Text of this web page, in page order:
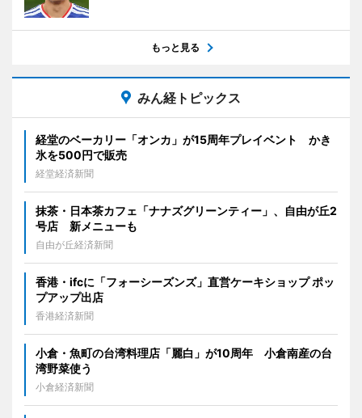
もっと見る
みん経トピックス
経堂のベーカリー「オンカ」が15周年プレイベント かき
氷を500円で販売
経堂経済新聞
抹茶・日本茶カフェ「ナナズグリーンティー」、自由が丘2
号店 新メニューも
自由が丘経済新聞
香港・ifcに「フォーシーズンズ」直営ケーキショップ ポッ
プアップ出店
香港経済新聞
小倉・魚町の台湾料理店「麗白」が10周年 小倉南産の台
湾野菜使う
小倉経済新聞